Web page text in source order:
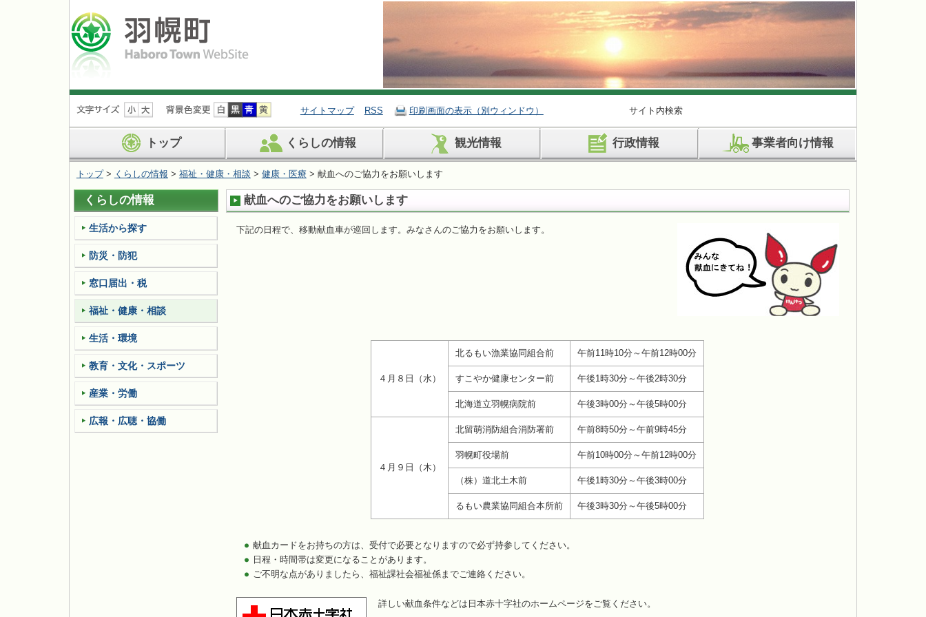
ナ
ビ
ョ
ン
を
飛
ば
す
サイトマップ RSS 印刷画面の表示（別ウィンドウ） サイト内検索
トップ くらしの情報 観光情報 行政情報 事業者向け情報
トップ> くらしの情報 > 福祉・健康・相談 > 健康・医療 > 献血へのご協力をお願いします
献血へのご協力をお願いします
下記の日程で、移動献血車が巡回します。みなさんのご協力をお願いします。
４月８日（水）
北るもい漁業協同組合前 午前11時10分～午前12時00分
すこやか健康センター前 午後1時30分～午後2時30分
北海道立羽幌病院前 午後3時00分～午後5時00分
４月９日（木）
北留萌消防組合消防署前 午前8時50分～午前9時45分
羽幌町役場前 午前10時00分～午前12時00分
（株）道北土木前 午後1時30分～午後3時00分
るもい農業協同組合本所前 午後3時30分～午後5時00分
献血カードをお持ちの方は、受付で必要となりますので必ず持参してください。
日程・時間帯は変更になることがあります。
ご不明な点がありましたら、福祉課社会福祉係までご連絡ください。
詳しい献血条件などは日本赤十字社のホームページをご覧ください。
くらしの情報
生活から探す
防災・防犯
窓口届出・税
福祉・健康・相談
生活・環境
教育・文化・スポーツ
産業・労働
広報・広聴・協働